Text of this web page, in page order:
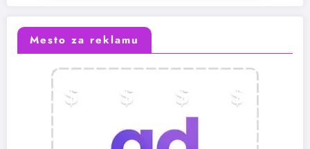
Mesto za reklamu